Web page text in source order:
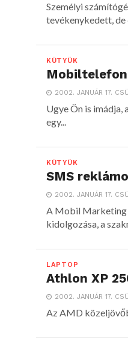
Személyi
tevékenykedett, de
KÜTYÜK
2002. JANUÁR 17.
Ugye Ön is
egy...
KÜTYÜK
SMS
2002. JANUÁR 17.
A Mobil Marketing
kidolgozása, a
LAPTOP
Athlon XP
2002. JANUÁR 17.
Az AMD